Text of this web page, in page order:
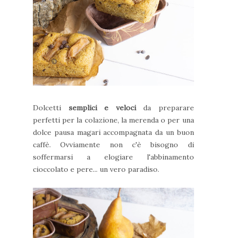
Dolcetti semplici e velocida preparare
perfetti per la colazione, la merenda o per una
dolce pausa magari accompagnata da un buon
caffè. Ovviamente non c'è bisogno di
soffermarsi a elogiare l'abbinamento
cioccolato e pere... un vero paradiso.